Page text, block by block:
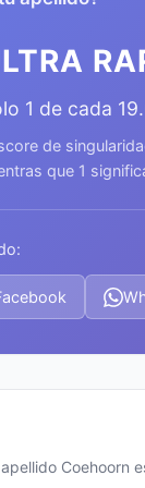
1 de cada
de
que 1
Coehoorn